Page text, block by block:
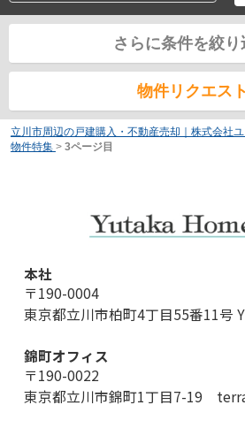
さらに条件を絞り
物件リクエスト
立川市周辺の戸建購入・不動産売却｜株式会社
物件特集 > 3ページ目
本社
〒190-0004
東京都立川市柏町4丁目55番11号
錦町オフィス
〒190-0022
東京都立川市錦町1丁目7-19